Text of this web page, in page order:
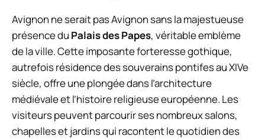
Avignon ne serait pas Avignon sans la majestueuse
présence du Palais des Papes, véritable emblème
de la ville. Cette imposante forteresse gothique,
autrefois résidence des souverains pontifes au XIVe
siècle, offre une plongée dans l’architecture
médiévale et l’histoire religieuse européenne. Les
visiteurs peuvent parcourir ses nombreux salons,
chapelles et jardins qui racontent le quotidien des